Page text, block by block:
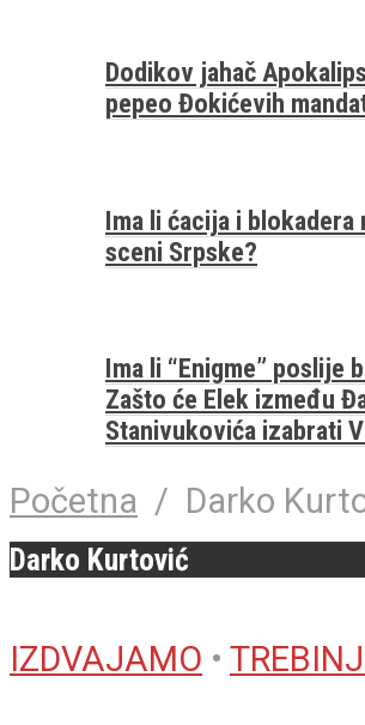
Dodikov jahač
pepeo Đokićevih
Ima li ćacija i
sceni Srpske?
Ima li “Enigme” poslije
Zašto će Elek između
Stanivukovića izabrati
Početna / Darko
Darko Kurtović
IZDVAJAMO •